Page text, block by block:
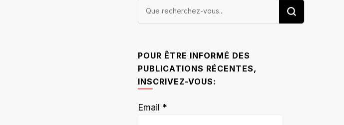
Vous
POUR ÊTRE INFORMÉ DES
PUBLICATIONS RÉCENTES,
INSCRIVEZ-VOUS:
Email *